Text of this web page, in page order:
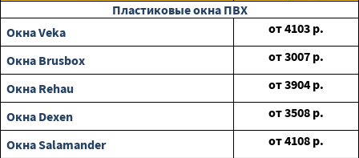
Пластиковые окна ПВХ
Окна Veka
от4103 р.
Окна Brusbox
от3007 р.
Окна Rehau
от3904 р.
Окна Dexen
от3508 р.
Окна Salamander
от4108 р.